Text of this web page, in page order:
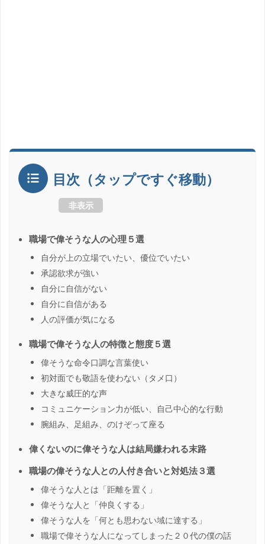
目次（タップですぐ移動）
非表示
職場で偉そうな人の心理５選
自分が上の立場でいたい、優位でいたい
承認欲求が強い
自分に自信がない
自分に自信がある
人の評価が気になる
職場で偉そうな人の特徴と態度５選
偉そうな命令口調な言葉使い
初対面でも敬語を使わない（タメ口）
大きな威圧的な声
コミュニケーション力が低い、自己中心的な行動
腕組み、足組み、のけぞって座る
偉くないのに偉そうな人は結局嫌われる末路
職場の偉そうな人との人付き合いと対処法３選
偉そうな人とは「距離を置く」
偉そうな人と「仲良くする」
偉そうな人を「何とも思わない域に達する」
職場で偉そうな人になってしまった２０代の僕の話